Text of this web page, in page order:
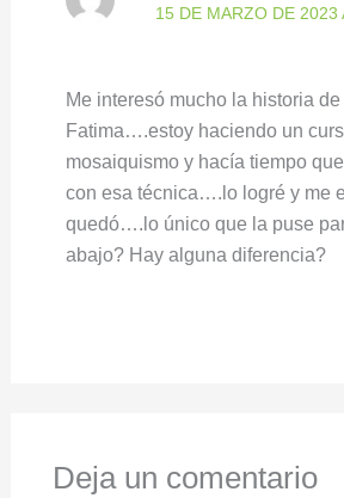
15 DE MARZO DE 2023
Me interesó mucho la historia
Fatima….estoy haciendo un
mosaiquismo y hacía tiempo
con esa técnica….lo logré y me
quedó….lo único que la puse
abajo? Hay alguna diferencia?
Deja un comentario